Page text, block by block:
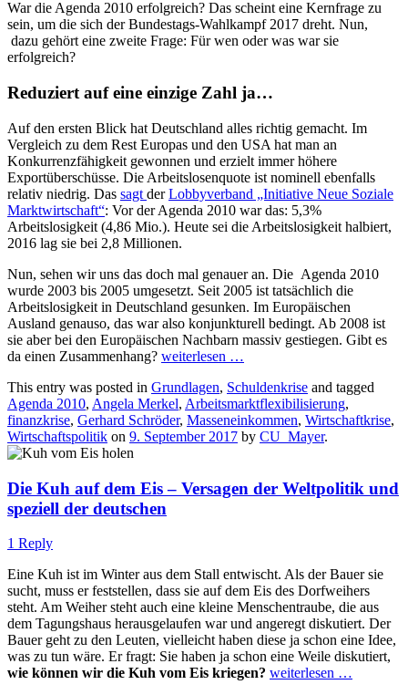
War die Agenda 2010 erfolgreich? Das scheint eine Kernfrage zu
sein, um die sich der Bundestags-Wahlkampf 2017 dreht. Nun,
dazu gehört eine zweite Frage: Für wen oder was war sie
erfolgreich?
Reduziert auf eine einzige Zahl ja…
Auf den ersten Blick hat Deutschland alles richtig gemacht. Im
Vergleich zu dem Rest Europas und den USA hat man an
Konkurrenzfähigkeit gewonnen und erzielt immer höhere
Exportüberschüsse. Die Arbeitslosenquote ist nominell ebenfalls
relativ niedrig. Das sagt derLobbyverband „Initiative Neue Soziale
Marktwirtschaft“: Vor der Agenda 2010 war das: 5,3%
Arbeitslosigkeit (4,86 Mio.). Heute sei die Arbeitslosigkeit halbiert,
2016 lag sie bei 2,8 Millionen.
Nun, sehen wir uns das doch mal genauer an. Die Agenda 2010
wurde 2003 bis 2005 umgesetzt. Seit 2005 ist tatsächlich die
Arbeitslosigkeit in Deutschland gesunken. Im Europäischen
Ausland genauso, das war also konjunkturell bedingt. Ab 2008 ist
sie aber bei den Europäischen Nachbarn massiv gestiegen. Gibt es
da einen Zusammenhang? weiterlesen …
This entry was posted in Grundlagen, Schuldenkrise and tagged
Agenda 2010, Angela Merkel, Arbeitsmarktflexibilisierung,
finanzkrise, Gerhard Schröder, Masseneinkommen, Wirtschaftkrise,
Wirtschaftspolitik on 9. September 2017 by CU_Mayer.
Die Kuh auf dem Eis – Versagen der Weltpolitik und
speziell der deutschen
1 Reply
Eine Kuh ist im Winter aus dem Stall entwischt. Als der Bauer sie
sucht, muss er feststellen, dass sie auf dem Eis des Dorfweihers
steht. Am Weiher steht auch eine kleine Menschentraube, die aus
dem Tagungshaus herausgelaufen war und angeregt diskutiert. Der
Bauer geht zu den Leuten, vielleicht haben diese ja schon eine Idee,
was zu tun wäre. Er fragt: Sie haben ja schon eine Weile diskutiert,
wie können wir die Kuh vom Eis kriegen? weiterlesen …